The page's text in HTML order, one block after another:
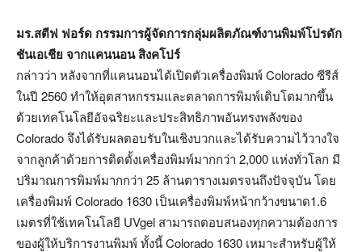
มร.สตีฟ ฟอร์ด กรรมการผู้จัดการกลุ่มผลิตภัณฑ์งานพิมพ์โปรดัก
ชันเอเชีย จากแคนนอน สิงคโปร์
กล่าวว่า หลังจากที่แคนนอนได้เปิดตัวเครื่องพิมพ์ Colorado ซีรีส์
ในปี 2560 ทำให้อุตสาหกรรมและตลาดการพิมพ์เติบโตมากขึ้น
ด้วยเทคโนโลยีอัจฉริยะและประสิทธิภาพอันทรงพลังของ
Colorado จึงได้รับผลตอบรับในเชิงบวกและได้รับความไว้วางใจ
จากลูกค้าด้วยการติดตั้งเครื่องพิมพ์มากกว่า 2,000 แห่งทั่วโลก มี
ปริมาณการพิมพ์มากกว่า 25 ล้านตารางเมตรจนถึงปัจจุบัน โดย
เครื่องพิมพ์ Colorado 1630 เป็นเครื่องพิมพ์หน้ากว้างขนาด1.6
เมตรที่ใช้เทคโนโลยี UVgel สามารถตอบสนองทุกความต้องการ
ของผู้ให้บริการงานพิมพ์ ทั้งนี้ Colorado 1630 เหมาะสำหรับผู้ให้